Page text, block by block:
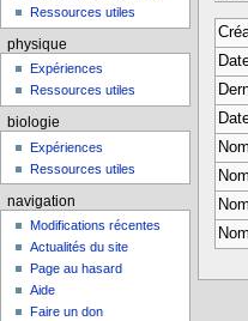
Ressources utiles
physique
Expériences
Ressources utiles
biologie
Expériences
Ressources utiles
navigation
Modifications récentes
Actualités du site
Page au hasard
Aide
Faire un don